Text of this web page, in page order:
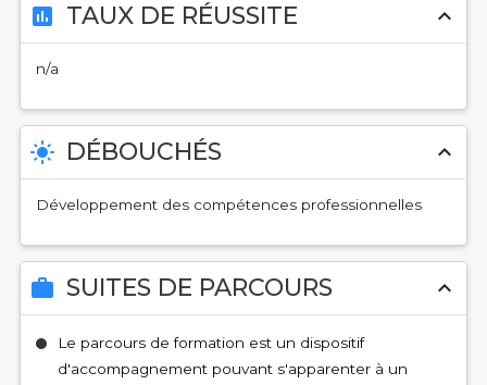
assessment TAUX DE RÉUSSITE expand_less
n/a
light_mode DÉBOUCHÉS expand_less
Développement des compétences professionnelles
work SUITES DE PARCOURS expand_less
Le parcours de formation est un dispositif
d'accompagnement pouvant s'apparenter à un